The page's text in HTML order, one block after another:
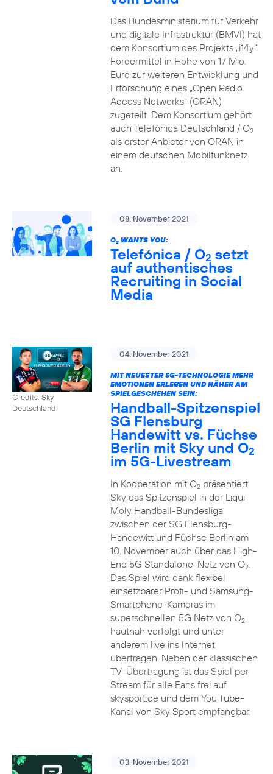
Das Bundesministerium für Verkehr
und digitale Infrastruktur (BMVI) hat
dem Konsortium des Projekts „i14y“
Fördermittel in Höhe von 17 Mio.
Euro zur weiteren Entwicklung und
Erforschung eines „Open Radio
Access Networks“ (ORAN)
zugeteilt. Dem Konsortium gehört
auch Telefónica Deutschland / O2
als erster Anbieter von ORAN in
einem deutschen Mobilfunknetz
an.
08. November 2021
O2WANTS YOU:
Telefónica / O2 setzt
auf authentisches
Recruiting in Social
Media
Credits: Sky
Deutschland
04. November 2021
MIT NEUESTER 5G-TECHNOLOGIE MEHR
EMOTIONEN ERLEBEN UND NÄHER AM
SPIELGESCHEHEN SEIN:
Handball-Spitzenspiel
SG Flensburg
Handewitt vs. Füchse
Berlin mit Sky und O2
im 5G-Livestream
In Kooperation mit O2präsentiert
Sky das Spitzenspiel in der Liqui
Moly Handball-Bundesliga
zwischen der SG Flensburg-
Handewitt und Füchse Berlin am
10. November auch über das High-
End 5G Standalone-Netz von O2.
Das Spiel wird dank flexibel
einsetzbarer Profi- und Samsung-
Smartphone-Kameras im
superschnellen 5G Netz von O2
hautnah verfolgt und unter
anderem live ins Internet
übertragen. Neben der klassischen
TV-Übertragung ist das Spiel per
Stream für alle Fans frei auf
skysport.de und dem You Tube-
Kanal von Sky Sport empfangbar.
03. November 2021